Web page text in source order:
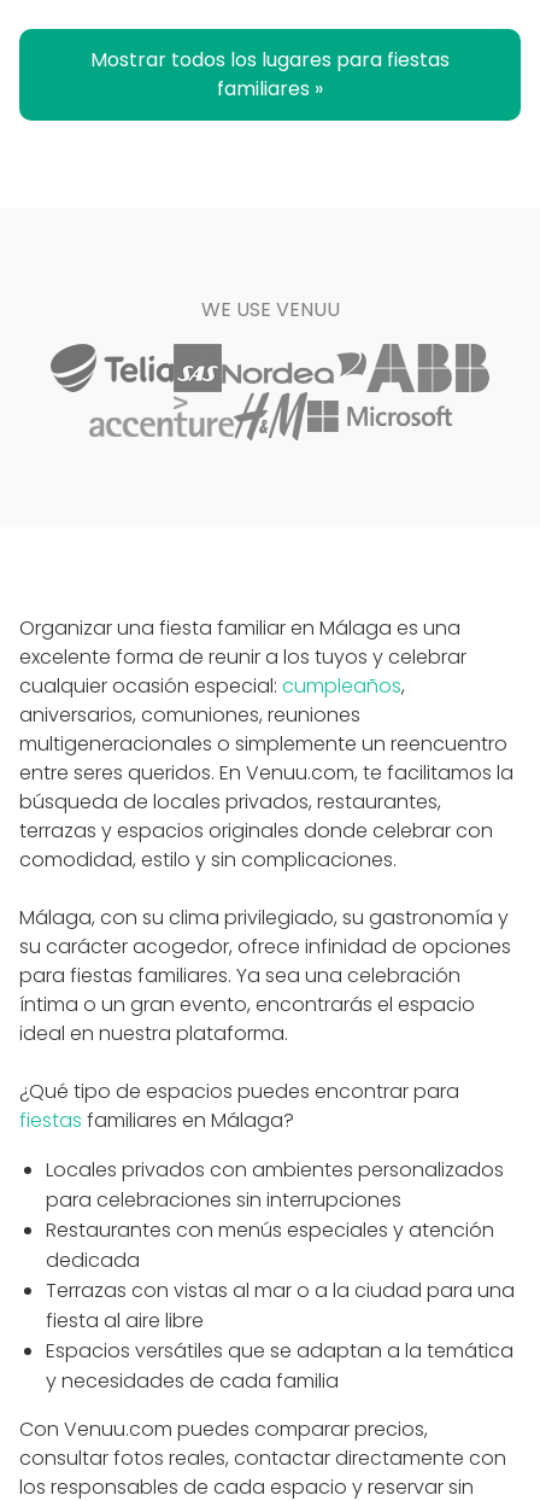
Mostrar todos los lugares para fiestas
familiares »
WE USE VENUU
Organizar una fiesta familiar en Málaga es una
excelente forma de reunir a los tuyos y celebrar
cualquier ocasión especial: cumpleaños,
aniversarios, comuniones, reuniones
multigeneracionales o simplemente un reencuentro
entre seres queridos. En Venuu.com, te facilitamos la
búsqueda de locales privados, restaurantes,
terrazas y espacios originales donde celebrar con
comodidad, estilo y sin complicaciones.
Málaga, con su clima privilegiado, su gastronomía y
su carácter acogedor, ofrece infinidad de opciones
para fiestas familiares. Ya sea una celebración
íntima o un gran evento, encontrarás el espacio
ideal en nuestra plataforma.
¿Qué tipo de espacios puedes encontrar para
fiestas familiares en Málaga?
Locales privados con ambientes personalizados
para celebraciones sin interrupciones
Restaurantes con menús especiales y atención
dedicada
Terrazas con vistas al mar o a la ciudad para una
fiesta al aire libre
Espacios versátiles que se adaptan a la temática
y necesidades de cada familia
Con Venuu.com puedes comparar precios,
consultar fotos reales, contactar directamente con
los responsables de cada espacio y reservar sin